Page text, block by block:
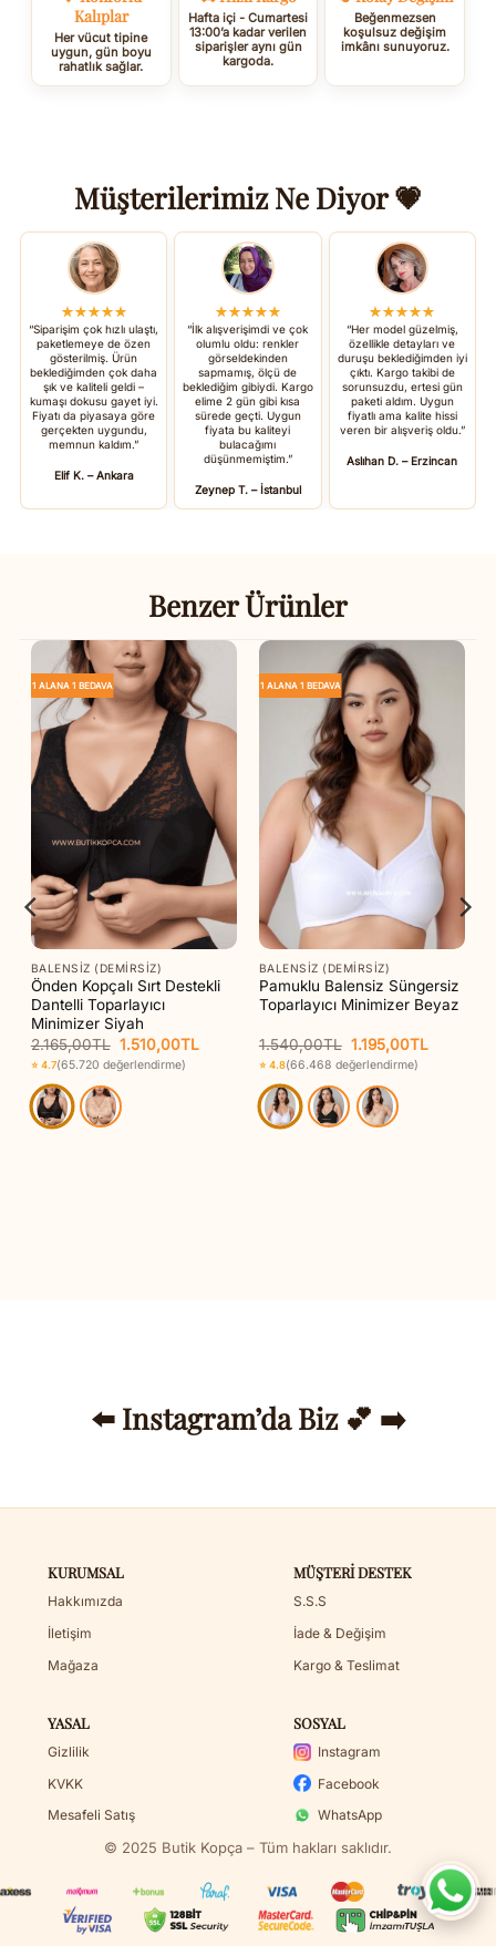
Kalıplar
Her vücut tipine
uygun, gün boyu
rahatlık sağlar.
Hafta içi - Cumartesi
13:00’a kadar verilen
siparişler aynı gün
kargoda.
Beğenmezsen
koşulsuz değişim
imkânı sunuyoruz.
Müşterilerimiz Ne Diyor 💗
★★★★★
“Siparişim çok hızlı ulaştı,
paketlemeye de özen
gösterilmiş. Ürün
beklediğimden çok daha
şık ve kaliteli geldi –
kumaşı dokusu gayet iyi.
Fiyatı da piyasaya göre
gerçekten uygundu,
memnun kaldım.”
Elif K. – Ankara
★★★★★
“İlk alışverişimdi ve çok
olumlu oldu: renkler
görseldekinden
sapmamış, ölçü de
beklediğim gibiydi. Kargo
elime 2 gün gibi kısa
sürede geçti. Uygun
fiyata bu kaliteyi
bulacağımı
düşünmemiştim.”
Zeynep T. – İstanbul
★★★★★
“Her model güzelmiş,
özellikle detayları ve
duruşu beklediğimden iyi
çıktı. Kargo takibi de
sorunsuzdu, ertesi gün
paketi aldım. Uygun
fiyatlı ama kalite hissi
veren bir alışveriş oldu.”
Aslıhan D. – Erzincan
Benzer Ürünler
1 ALANA 1 BEDAVA
BALENSIZ (DEMIRSIZ)
Önden Kopçalı Sırt Destekli
Dantelli Toparlayıcı
Minimizer Siyah
2.165,00TL Orijinal
fiyat:
2.165,00TL.
1.510,00TL
1.510,00TL.
⭐ 4.7(65.720 değerlendirme)
1 ALANA 1 BEDAVA
BALENSIZ (DEMIRSIZ)
Pamuklu Balensiz Süngersiz
Toparlayıcı Minimizer Beyaz
1.540,00TL Orijinal
fiyat:
1.540,00TL.
1.195,00TL
⭐ 4.8(66.468 değerlendirme)
⬅️ Instagram’da Biz 💕 ➡️
KURUMSAL
Hakkımızda
İletişim
Mağaza
MÜŞTERI DESTEK
S.S.S
İade & Değişim
Kargo & Teslimat
YASAL
Gizlilik
KVKK
Mesafeli Satış
SOSYAL
Instagram
Facebook
WhatsApp
© 2025 Butik Kopça – Tüm hakları saklıdır.